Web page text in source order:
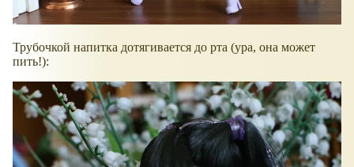
Трубочкой напитка дотягивается до рта (ура, она может
пить!):